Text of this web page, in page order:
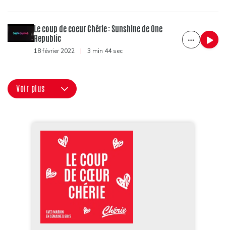
Le coup de coeur Chérie : Sunshine de One
Republic
18 février 2022 | 3 min 44 sec
Voir plus